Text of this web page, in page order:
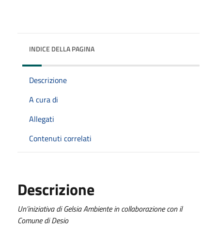
INDICE DELLA PAGINA
Descrizione
A cura di
Allegati
Contenuti correlati
Descrizione
Un’iniziativa di Gelsia Ambiente in collaborazione con il
Comune di Desio